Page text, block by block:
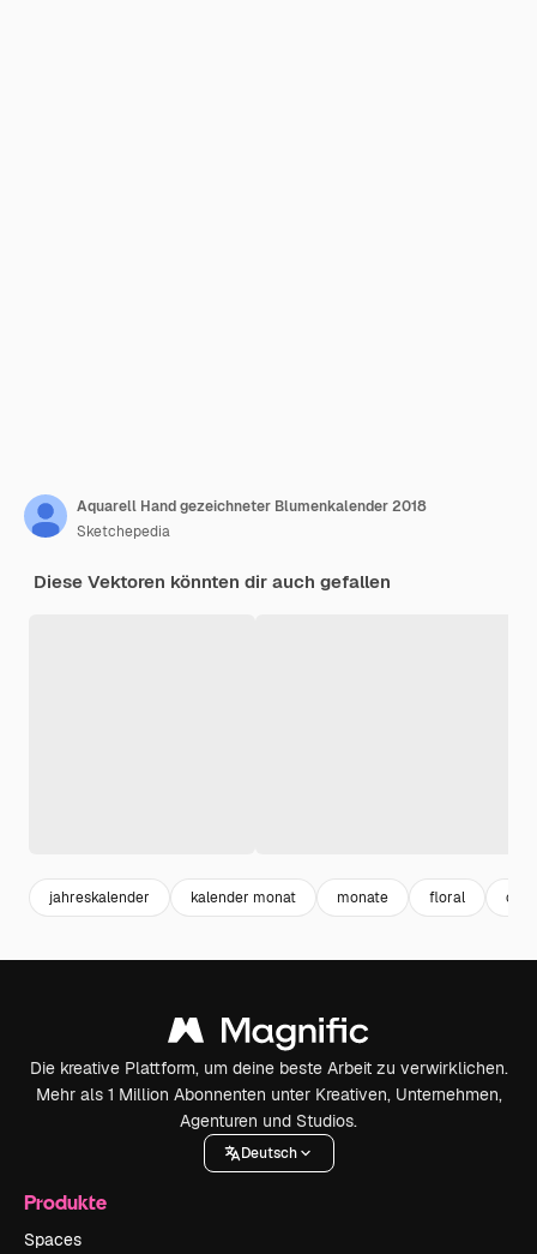
Aquarell Hand gezeichneter Blumenkalender 2018
Sketchepedia
Diese Vektoren könnten dir auch gefallen
jahreskalender kalender monat monate floral
Die kreative Plattform, um deine beste Arbeit zu verwirklichen.
Mehr als 1 Million Abonnenten unter Kreativen, Unternehmen,
Agenturen und Studios.
Deutsch
Produkte
Spaces